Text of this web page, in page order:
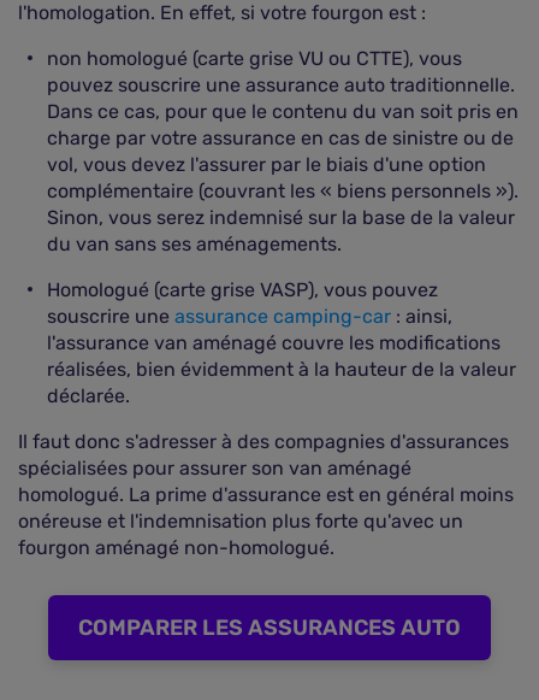
l'homologation. En effet, si votre fourgon est :
non homologué (carte grise VU ou CTTE), vous
pouvez souscrire une assurance auto traditionnelle.
Dans ce cas, pour que le contenu du van soit pris en
charge par votre assurance en cas de sinistre ou de
vol, vous devez l'assurer par le biais d'une option
complémentaire (couvrant les « biens personnels »).
Sinon, vous serez indemnisé sur la base de la valeur
du van sans ses aménagements.
Homologué (carte grise VASP), vous pouvez
souscrire une assurance camping-car : ainsi,
l'assurance van aménagé couvre les modifications
réalisées, bien évidemment à la hauteur de la valeur
déclarée.
Il faut donc s'adresser à des compagnies d'assurances
spécialisées pour assurer son van aménagé
homologué. La prime d'assurance est en général moins
onéreuse et l'indemnisation plus forte qu'avec un
fourgon aménagé non-homologué.
COMPARER LES ASSURANCES AUTO